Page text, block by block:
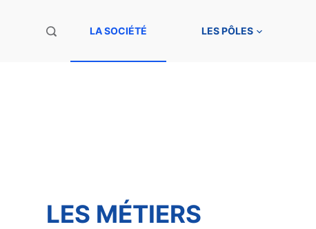
LA SOCIÉTÉ LES PÔLES
LES MÉTIERS